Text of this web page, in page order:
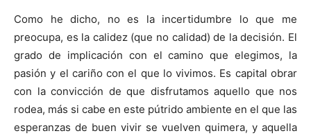
Como he dicho, no es la incertidumbre lo que me
preocupa, es la calidez (que no calidad) de la decisión. El
grado de implicación con el camino que elegimos, la
pasión y el cariño con el que lo vivimos. Es capital obrar
con la convicción de que disfrutamos aquello que nos
rodea, más si cabe en este pútrido ambiente en el que las
esperanzas de buen vivir se vuelven quimera, y aquella